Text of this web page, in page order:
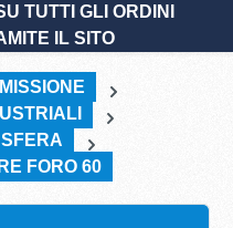
TUTTI GLI ORDINI
IL SITO
FORO 60